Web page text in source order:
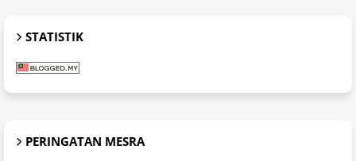
STATISTIK
PERINGATAN MESRA